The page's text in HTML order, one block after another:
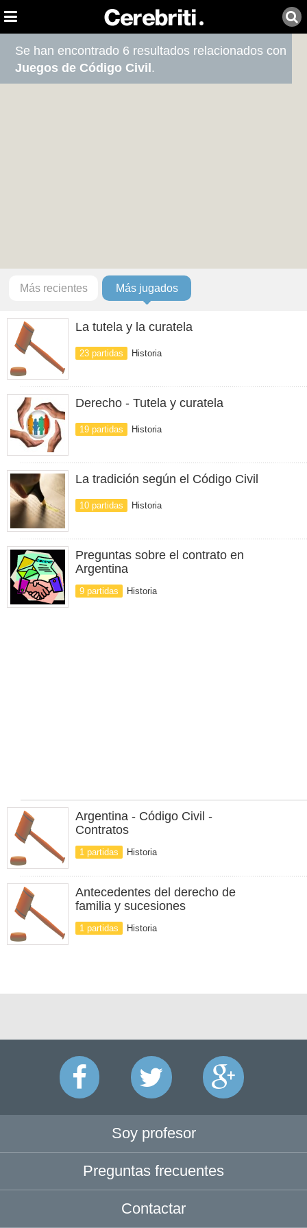
Se han encontrado 6 resultados relacionados con
Juegos de Código Civil .
Más recientes Más jugados
La tutela y la curatela
23 partidas Historia
Derecho - Tutela y curatela
19 partidas Historia
La tradición según el Código Civil
10 partidas Historia
Preguntas sobre el contrato en
Argentina
9 partidas Historia
Argentina - Código Civil -
Contratos
1 partidas Historia
Antecedentes del derecho de
familia y sucesiones
1 partidas Historia
Soy profesor
Preguntas frecuentes
Contactar